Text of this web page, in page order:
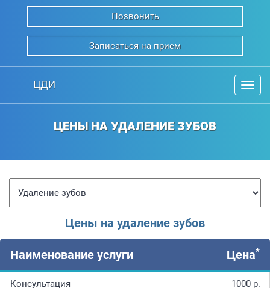
Позвонить
Записаться на прием
ЦДИ
ЦЕНЫ НА УДАЛЕНИЕ ЗУБОВ
Цены на удаление зубов
Наименование услуги Цена*
Консультация 1000 р.